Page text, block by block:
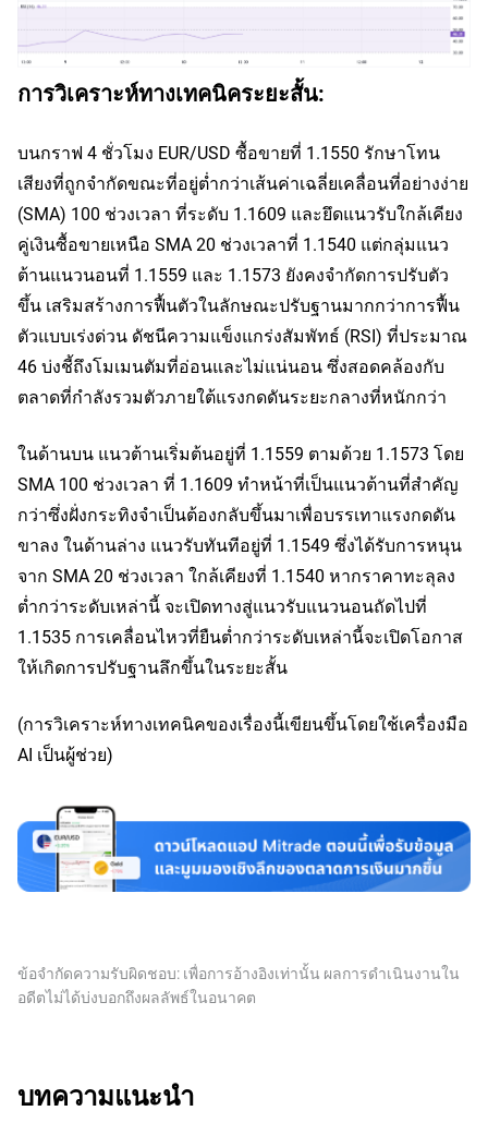
การวิเคราะห์ทางเทคนิคระยะสั้น:
บนกราฟ 4 ชั่วโมง EUR/USD ซื้อขายที่ 1.1550 รักษาโทน
เสียงที่ถูกจำกัดขณะที่อยู่ต่ำกว่าเส้นค่าเฉลี่ยเคลื่อนที่อย่างง่าย
(SMA) 100 ช่วงเวลา ที่ระดับ 1.1609 และยึดแนวรับใกล้เคียง
คู่เงินซื้อขายเหนือ SMA 20 ช่วงเวลาที่ 1.1540 แต่กลุ่มแนว
ต้านแนวนอนที่ 1.1559 และ 1.1573 ยังคงจำกัดการปรับตัว
ขึ้น เสริมสร้างการฟื้นตัวในลักษณะปรับฐานมากกว่าการฟื้น
ตัวแบบเร่งด่วน ดัชนีความแข็งแกร่งสัมพัทธ์ (RSI) ที่ประมาณ
46 บ่งชี้ถึงโมเมนตัมที่อ่อนและไม่แน่นอน ซึ่งสอดคล้องกับ
ตลาดที่กำลังรวมตัวภายใต้แรงกดดันระยะกลางที่หนักกว่า
ในด้านบน แนวต้านเริ่มต้นอยู่ที่ 1.1559 ตามด้วย 1.1573 โดย
SMA 100 ช่วงเวลา ที่ 1.1609 ทำหน้าที่เป็นแนวต้านที่สำคัญ
กว่าซึ่งฝั่งกระทิงจำเป็นต้องกลับขึ้นมาเพื่อบรรเทาแรงกดดัน
ขาลง ในด้านล่าง แนวรับทันทีอยู่ที่ 1.1549 ซึ่งได้รับการหนุน
จาก SMA 20 ช่วงเวลา ใกล้เคียงที่ 1.1540 หากราคาทะลุลง
ต่ำกว่าระดับเหล่านี้ จะเปิดทางสู่แนวรับแนวนอนถัดไปที่
1.1535 การเคลื่อนไหวที่ยืนต่ำกว่าระดับเหล่านี้จะเปิดโอกาส
ให้เกิดการปรับฐานลึกขึ้นในระยะสั้น
(การวิเคราะห์ทางเทคนิคของเรื่องนี้เขียนขึ้นโดยใช้เครื่องมือ
AI เป็นผู้ช่วย)
ข้อจำกัดความรับผิดชอบ: เพื่อการอ้างอิงเท่านั้น ผลการดำเนินงานใน
อดีตไม่ได้บ่งบอกถึงผลลัพธ์ในอนาคต
บทความแนะนำ